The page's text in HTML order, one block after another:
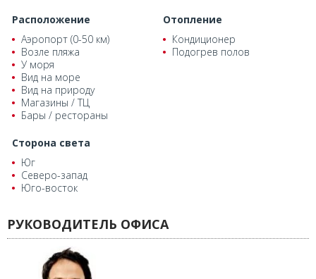
Расположение
Аэропорт (0-50 км)
Возле пляжа
У моря
Вид на море
Вид на природу
Магазины / ТЦ
Бары / рестораны
Отопление
Кондиционер
Подогрев полов
Сторона света
Юг
Северо-запад
Юго-восток
РУКОВОДИТЕЛЬ ОФИСА